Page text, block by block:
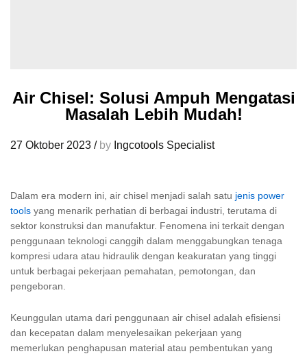
Air Chisel: Solusi Ampuh Mengatasi
Masalah Lebih Mudah!
27 Oktober 2023 /by Ingcotools Specialist
Dalam era modern ini, air chisel menjadi salah satu jenis power
tools yang menarik perhatian di berbagai industri, terutama di
sektor konstruksi dan manufaktur. Fenomena ini terkait dengan
penggunaan teknologi canggih dalam menggabungkan tenaga
kompresi udara atau hidraulik dengan keakuratan yang tinggi
untuk berbagai pekerjaan pemahatan, pemotongan, dan
pengeboran.
Keunggulan utama dari penggunaan air chisel adalah efisiensi
dan kecepatan dalam menyelesaikan pekerjaan yang
memerlukan penghapusan material atau pembentukan yang